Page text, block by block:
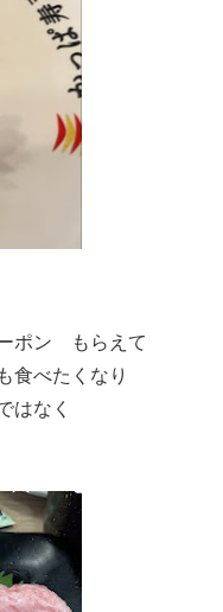
ポン もらえて
べたくなり
なく